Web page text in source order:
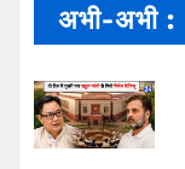
अभी-अभी :